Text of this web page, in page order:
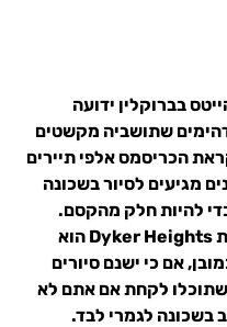
בברוקלין ידועה
שתושביה מקשטים
הכריסמס אלפי תיירים
מגיעים לסיור בשכונה
להיות חלק מהקסם.
הביקור בשכונת Dyker Heights הוא
אם כי ישנם סיורים
לקחת אם אתם לא
בשכונה לגמרי לבד.